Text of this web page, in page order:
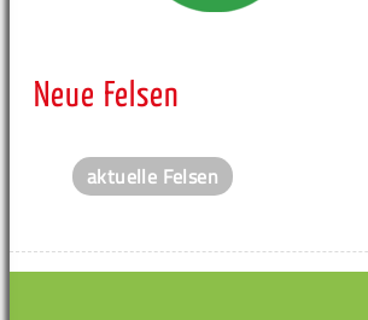
Neue Felsen
aktuelle Felsen